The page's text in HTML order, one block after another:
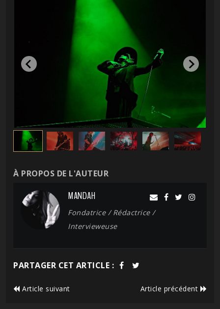
À PROPOS DE L'AUTEUR
MANDAH
Fondatrice / Rédactrice /
Intervieweuse
PARTAGER CET ARTICLE :
Article suivant Article précédent